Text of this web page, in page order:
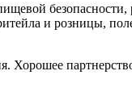
безопасности,
и розницы,
Хорошее